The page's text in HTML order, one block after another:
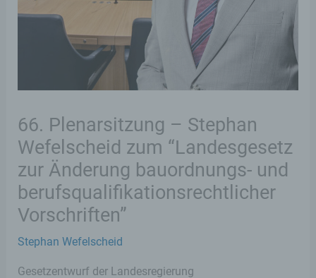
66. Plenarsitzung – Stephan
Wefelscheid zum “Landesgesetz
zur Änderung bauordnungs- und
berufsqualifikationsrechtlicher
Vorschriften”
Stephan Wefelscheid
Gesetzentwurf der Landesregierung